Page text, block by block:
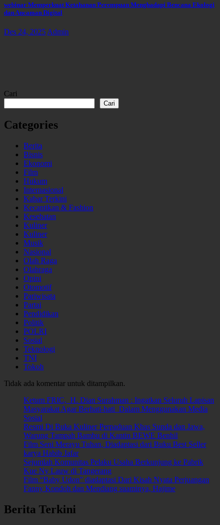
webinar Memperkuat Ketahanan Perempuan Menghadapi Bencana Ekologi
dan Ancaman Digital
Des 24, 2025 Admin
Cari
Cari
Categories
Berita
Bisnis
Ekonomi
Film
Hukum
Internasional
Kabar Terkini
Kecantikan & Fashion
Kesehatan
Kuliner
Kuliner
Musik
Nasional
Olah Raga
Olahraga
Opini
Otomotif
Pariwisata
Partai
Pendidikan
Politik
POLRI
Sosial
Teknologi
TNI
Tokoh
Tidak ada komentar untuk ditampilkan.
Ketum FRIC, H. Dian Surahman : Ingatkan Seluruh Lapisan
Masyarakat Agar Berhati-hati Dalam Menggunakan Media
Sosial
Resmi Di Buka Kuliner Perpaduan Khas Sunda dan Jawa,
Warung Tampah Bambu di Kantin BEWE Benhil
Film Seni Merayu Tuhan, Diadaptasi dari Buku Best Seller
karya Habib Jafar
Sejumlah Komunitas Pelaku Usaha Berkunjung ke Pabrik
Kue Ny Lauw di Tangerang
Film “Baby Udon” diadaptasi Dari Kisah Nyata Perjuangan
Fanny Kondoh dan Mendiang suaminya, Hajime
Berita Terkini